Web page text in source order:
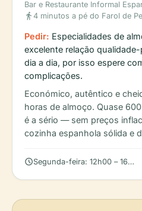
Bar e Restaurante Informal
directions_walk 4 minutos a pé do Farol de
Pedir: Especialidades de
excelente relação
dia a dia, por isso espere
complicações.
Económico, autêntico e
horas de almoço. Quase
é a sério — sem preços
cozinha espanhola sólida e
scheduleSegunda-feira: 12h00 –